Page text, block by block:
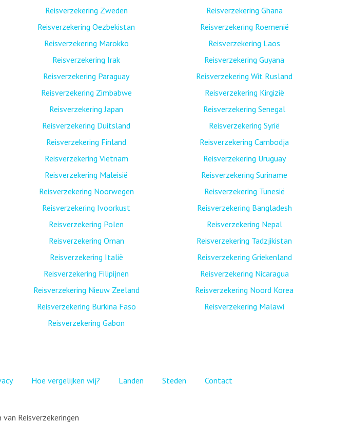
Reisverzekering Zweden
Reisverzekering Oezbekistan
Reisverzekering Marokko
Reisverzekering Irak
Reisverzekering Paraguay
Reisverzekering Zimbabwe
Reisverzekering Japan
Reisverzekering Duitsland
Reisverzekering Finland
Reisverzekering Vietnam
Reisverzekering Maleisië
Reisverzekering Noorwegen
Reisverzekering Ivoorkust
Reisverzekering Polen
Reisverzekering Oman
Reisverzekering Italië
Reisverzekering Filipijnen
Reisverzekering Nieuw Zeeland
Reisverzekering Burkina Faso
Reisverzekering Gabon
Reisverzekering Ghana
Reisverzekering Roemenië
Reisverzekering Laos
Reisverzekering Guyana
Reisverzekering Wit Rusland
Reisverzekering Kirgizië
Reisverzekering Senegal
Reisverzekering Syrië
Reisverzekering Cambodja
Reisverzekering Uruguay
Reisverzekering Suriname
Reisverzekering Tunesië
Reisverzekering Bangladesh
Reisverzekering Nepal
Reisverzekering Tadzjikistan
Reisverzekering Griekenland
Reisverzekering Nicaragua
Reisverzekering Noord Korea
Reisverzekering Malawi
Hoe vergelijken wij? Landen Steden Contact
Reisverzekeringen